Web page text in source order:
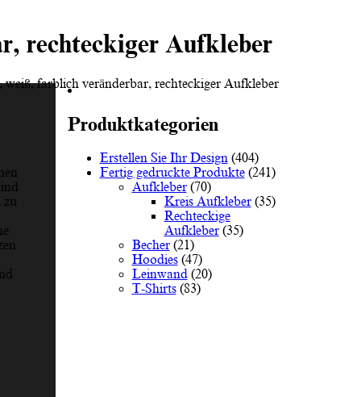
rechteckiger Aufkleber
farblich veränderbar, rechteckiger Aufkleber
zu
Produktkategorien
Erstellen Sie Ihr Design (404)
Fertig gedruckte Produkte (241)
Aufkleber (70)
Kreis Aufkleber (35)
Rechteckige
Aufkleber (35)
Becher (21)
Hoodies (47)
Leinwand (20)
T-Shirts (83)